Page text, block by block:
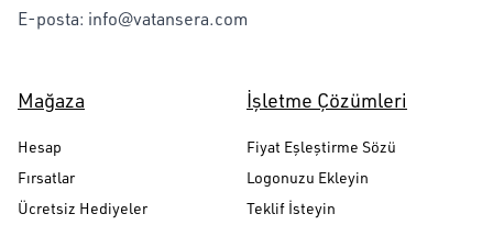
E-posta: info@vatansera.com
Mağaza
Hesap
Fırsatlar
Ücretsiz Hediyeler
İşletme Çözümleri
Fiyat Eşleştirme Sözü
Logonuzu Ekleyin
Teklif İsteyin